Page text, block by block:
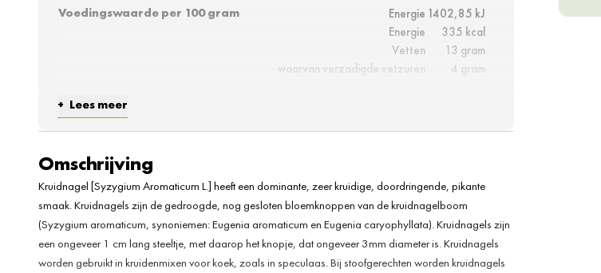
Voedingswaarde per 100 gram Energie 1402,85 kJ
Energie
335 kcal
Vetten
13 gram
waarvan verzadigde vetzuren
4 gram
Lees meer
Omschrijving
Kruidnagel [Syzygium Aromaticum L.] heeft een dominante, zeer kruidige, doordringende, pikante
smaak. Kruidnagels zijn de gedroogde, nog gesloten bloemknoppen van de kruidnagelboom
(Syzygium aromaticum, synoniemen: Eugenia aromaticum en Eugenia caryophyllata). Kruidnagels zijn
een ongeveer 1 cm lang steeltje, met daarop het knopje, dat ongeveer 3mm diameter is. Kruidnagels
worden gebruikt in kruidenmixen voor koek, zoals in speculaas. Bij stoofgerechten worden kruidnagels